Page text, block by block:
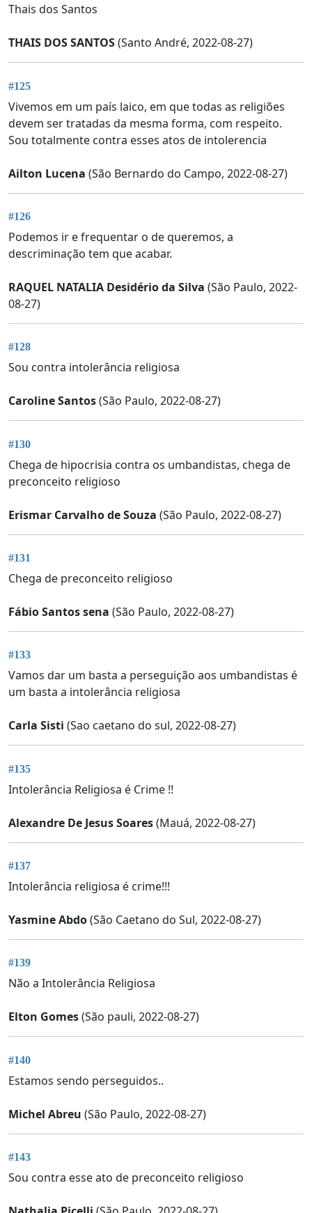
Thais dos Santos
THAIS DOS SANTOS(Santo André, 2022-08-27)
#125
Vivemos em um país laico, em que todas as religiões
devem ser tratadas da mesma forma, com respeito.
Sou totalmente contra esses atos de intolerencia
Ailton Lucena (São Bernardo do Campo, 2022-08-27)
#126
Podemos ir e frequentar o de queremos, a
descriminação tem que acabar.
RAQUEL NATALIA Desidério da Silva (São Paulo, 2022-
08-27)
#128
Sou contra intolerância religiosa
Caroline Santos(São Paulo, 2022-08-27)
#130
Chega de hipocrisia contra os umbandistas, chega de
preconceito religioso
Erismar Carvalho de Souza (São Paulo, 2022-08-27)
#131
Chega de preconceito religioso
Fábio Santos sena (São Paulo, 2022-08-27)
#133
Vamos dar um basta a perseguição aos umbandistas é
um basta a intolerância religiosa
Carla Sisti (Sao caetano do sul, 2022-08-27)
#135
Intolerância Religiosa é Crime !!
Alexandre De Jesus Soares(Mauá, 2022-08-27)
#137
Intolerância religiosa é crime!!!
Yasmine Abdo(São Caetano do Sul, 2022-08-27)
#139
Não a Intolerância Religiosa
Elton Gomes(São pauli, 2022-08-27)
#140
Estamos sendo perseguidos..
Michel Abreu (São Paulo, 2022-08-27)
#143
Sou contra esse ato de preconceito religioso